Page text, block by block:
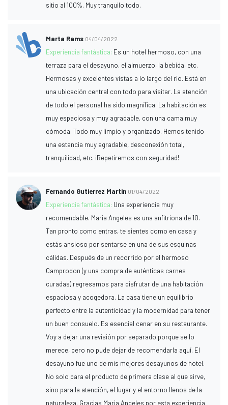
sitio al 100%. Muy tranquilo todo.
Marta Rams 04/04/2022
Experiencia fantástica: Es un hotel hermoso, con una
terraza para el desayuno, el almuerzo, la bebida, etc.
Hermosas y excelentes vistas a lo largo del río. Está en
una ubicación central con todo para visitar. La atención
de todo el personal ha sido magnífica. La habitación es
muy espaciosa y muy agradable, con una cama muy
cómoda. Todo muy limpio y organizado. Hemos tenido
una estancia muy agradable, desconexión total,
tranquilidad, etc. ¡Repetiremos con seguridad!
Fernando Gutierrez Martin 01/04/2022
Experiencia fantástica: Una experiencia muy
recomendable. Maria Angeles es una anfitriona de 10.
Tan pronto como entras, te sientes como en casa y
estás ansioso por sentarse en una de sus esquinas
cálidas. Después de un recorrido por el hermoso
Camprodon (y una compra de auténticas carnes
curadas) regresamos para disfrutar de una habitación
espaciosa y acogedora. La casa tiene un equilibrio
perfecto entre la autenticidad y la modernidad para tener
un buen consuelo. Es esencial cenar en su restaurante.
Voy a dejar una revisión por separado porque se lo
merece, pero no pude dejar de recomendarla aquí. El
desayuno fue uno de mis mejores desayunos de hotel.
No solo para el producto de primera clase al que sirve,
sino para la atención, el lugar y el entorno llenos de la
naturaleza. Gracias Maria Angeles por esta experiencia